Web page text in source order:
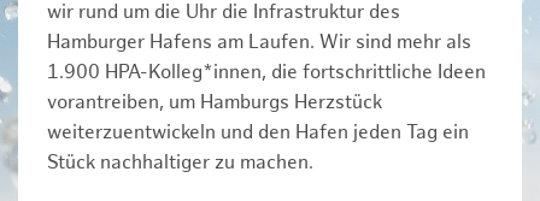
wir rund um die Uhr die Infrastruktur des
Hamburger Hafens am Laufen. Wir sind mehr als
1.900 HPA-Kolleg*innen, die fortschrittliche Ideen
vorantreiben, um Hamburgs Herzstück
weiterzuentwickeln und den Hafen jeden Tag ein
Stück nachhaltiger zu machen.